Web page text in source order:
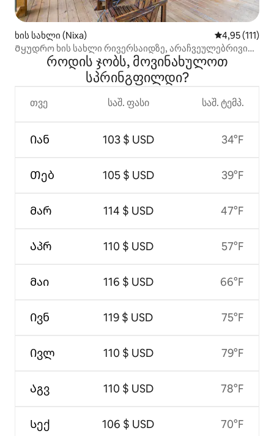
ხის სახლი (Nixa) საშუალო
4,95 (111)
Მყუდრო ხის სახლი რივერსაიდზე, არაჩვეულებრივი
ატმოსფეროთი
როდის ჯობს, მოვინახულოთ
სპრინგფილდი?
თვე
Იან
Თებ
Მარ
Აპრ
Მაი
Ივნ
Ივლ
Აგვ
Სექ
საშ. ფასი
103 $ USD
105 $ USD
114 $ USD
110 $ USD
116 $ USD
119 $ USD
110 $ USD
110 $ USD
106 $ USD
საშ. ტემპ.
34°F
39°F
47°F
57°F
66°F
75°F
79°F
78°F
70°F